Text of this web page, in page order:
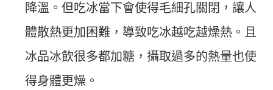
降溫。但吃冰當下會使得毛細孔關閉，讓人
體散熱更加困難，導致吃冰越吃越燥熱。且
冰品冰飲很多都加糖，攝取過多的熱量也使
得身體更燥。